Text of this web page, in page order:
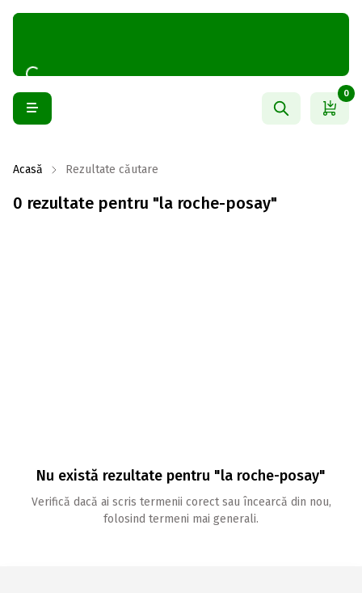
0
Acasă Rezultate căutare
0 rezultate pentru "la roche-posay"
Nu există rezultate pentru "la roche-posay"
Verifică dacă ai scris termenii corect sau încearcă din nou,
folosind termeni mai generali.